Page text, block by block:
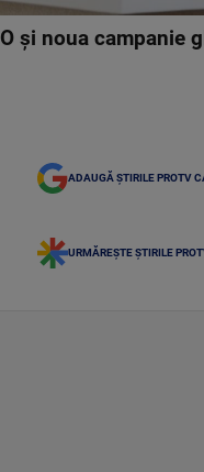
și noua campanie
ADAUGĂ ȘTIRILE PROTV
URMĂREȘTE ȘTIRILE